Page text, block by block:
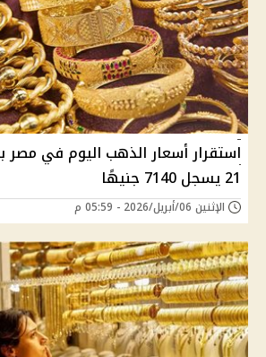
استقرار أسعار الذهب اليوم في مصر
21 يسجل 7140 جنيهًا
الإثنين 06/أبريل/2026 - 05:59 م